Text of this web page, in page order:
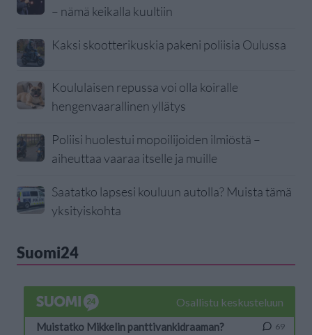
– nämä keikalla kuultiin
Kaksi skootterikuskia pakeni poliisia Oulussa
Koululaisen repussa voi olla koiralle
hengenvaarallinen yllätys
Poliisi huolestui mopoilijoiden ilmiöstä –
aiheuttaa vaaraa itselle ja muille
Saatatko lapsesi kouluun autolla? Muista tämä
yksityiskohta
Suomi24